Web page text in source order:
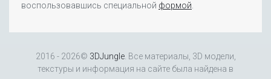
воспользовавшись специальной формой
2016 - 2026© 3DJungle. Все материалы, 3D модели,
текстуры и информация на сайте была найдена в